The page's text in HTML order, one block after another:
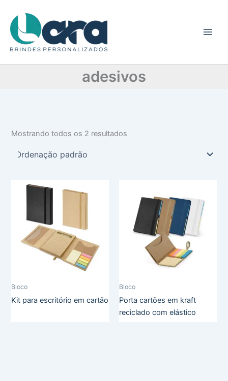
para
conteúdo
adesivos
t
e
r
Mostrando todos os 2 resultados
Bloco
Kit para escritório em cartão
Bloco
Porta cartões em kraft
reciclado com elástico